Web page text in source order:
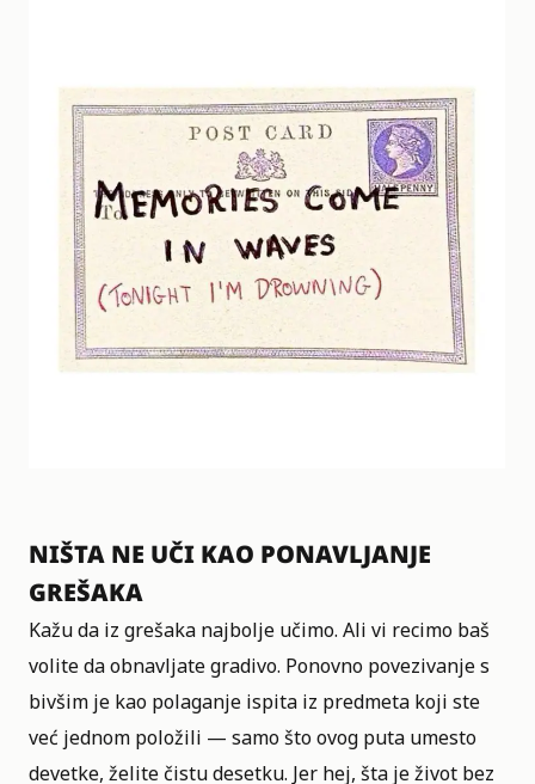
NIŠTA NE UČI KAO PONAVLJANJE
GREŠAKA
Kažu da iz grešaka najbolje učimo. Ali vi recimo baš
volite da obnavljate gradivo. Ponovno povezivanje s
bivšim je kao polaganje ispita iz predmeta koji ste
već jednom položili — samo što ovog puta umesto
devetke, želite čistu desetku. Jer hej, šta je život bez